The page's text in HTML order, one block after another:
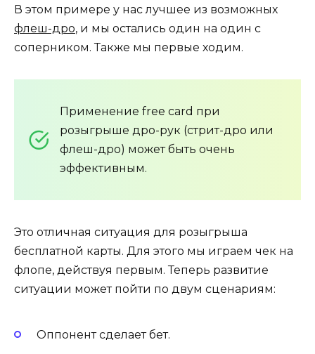
В этом примере у нас лучшее из возможных
флеш-дро, и мы остались один на один с
соперником. Также мы первые ходим.
Применение free card при
розыгрыше дро-рук (стрит-дро или
флеш-дро) может быть очень
эффективным.
Это отличная ситуация для розыгрыша
бесплатной карты. Для этого мы играем чек на
флопе, действуя первым. Теперь развитие
ситуации может пойти по двум сценариям:
Оппонент сделает бет.